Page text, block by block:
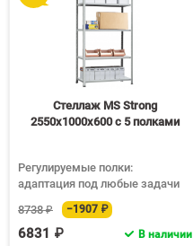
Стеллаж MS Strong
2550х1000х600 c 5 полками
Регулируемые полки:
адаптация под любые задачи
8738 ₽
−1907 ₽
6831 ₽
В наличии